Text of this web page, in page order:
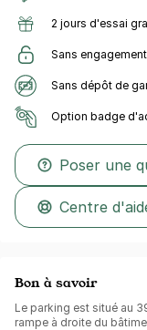
2 jours d'essai
Sans engagement
Sans dépôt de
Option badge
Poser une
Centre
Bon à savoir
Le parking est situé au
rampe à droite du